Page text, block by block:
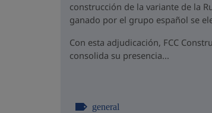
construcción de la variante de la
ganado por el grupo español se
Con esta adjudicación, FCC
consolida su presencia...
general